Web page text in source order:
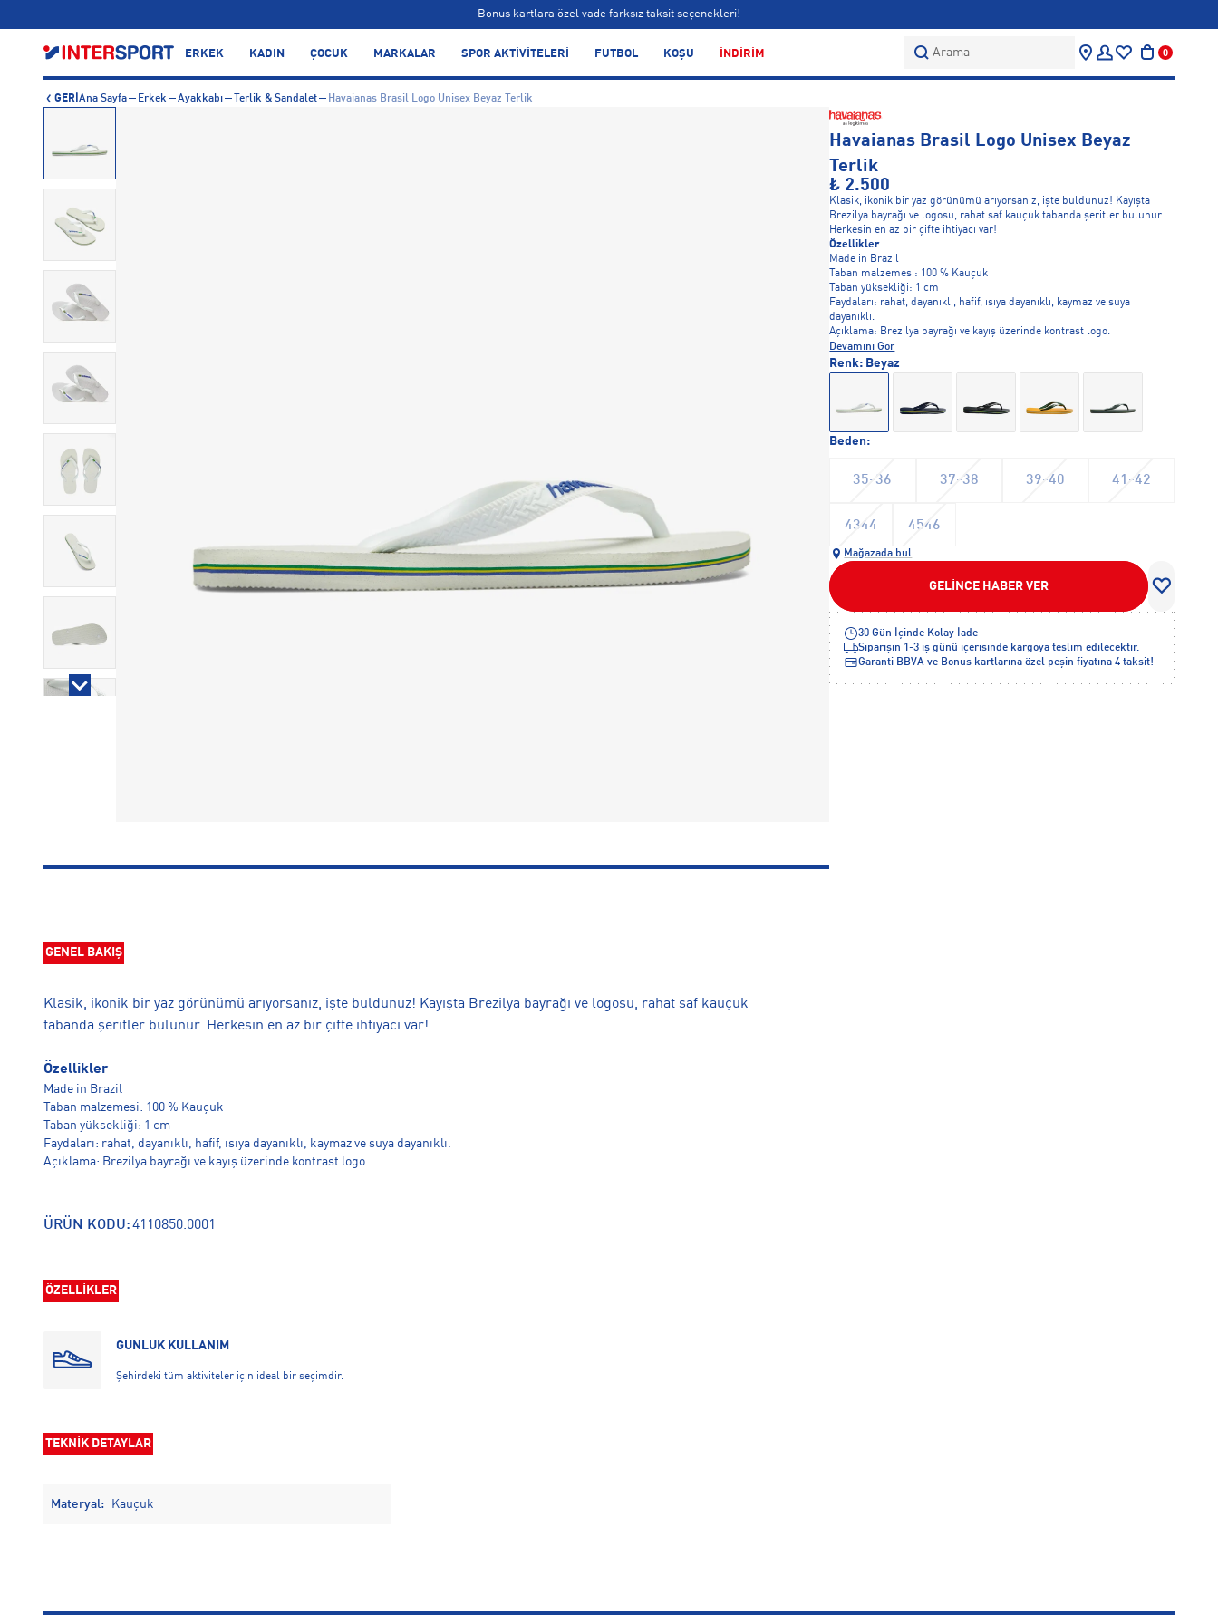
Bonus kartlara özel vade farksız taksit seçenekleri!
ERKEK KADIN ÇOCUK MARKALAR SPOR AKTİVİTELERİ FUTBOL KOŞU İNDİRİM Arama 0
GERİ Ana Sayfa Erkek Ayakkabı Terlik & Sandalet Havaianas Brasil Logo Unisex Beyaz Terlik
GENEL BAKIŞ
Klasik, ikonik bir yaz görünümü arıyorsanız, işte buldunuz! Kayışta Brezilya bayrağı ve logosu, rahat saf kauçuk
tabanda şeritler bulunur. Herkesin en az bir çifte ihtiyacı var!
Özellikler
Made in Brazil
Taban malzemesi: 100 % Kauçuk
Taban yüksekliği: 1 cm
Faydaları: rahat, dayanıklı, hafif, ısıya dayanıklı, kaymaz ve suya dayanıklı.
Açıklama: Brezilya bayrağı ve kayış üzerinde kontrast logo.
ÜRÜN KODU:4110850.0001
ÖZELLİKLER
GÜNLÜK KULLANIM
Şehirdeki tüm aktiviteler için ideal bir seçimdir.
TEKNİK DETAYLAR
Materyal: Kauçuk
Havaianas Brasil Logo Unisex Beyaz
Terlik
₺ 2.500
Klasik, ikonik bir yaz görünümü arıyorsanız, işte buldunuz! Kayışta
Brezilya bayrağı ve logosu, rahat saf kauçuk tabanda şeritler bulunur.
Herkesin en az bir çifte ihtiyacı var!
Özellikler
Made in Brazil
Taban malzemesi: 100 % Kauçuk
Taban yüksekliği: 1 cm
Faydaları: rahat, dayanıklı, hafif, ısıya dayanıklı, kaymaz ve suya
dayanıklı.
Açıklama: Brezilya bayrağı ve kayış üzerinde kontrast logo.
Devamını Gör
Beden:
35-36 37-38 39-40 41-42
4344 4546
Renk: Beyaz
Mağazada bul
GELİNCE HABER VER
30 Gün İçinde Kolay İade
Siparişin 1-3 iş günü içerisinde kargoya teslim edilecektir.
Garanti BBVA ve Bonus kartlarına özel peşin fiyatına 4 taksit!